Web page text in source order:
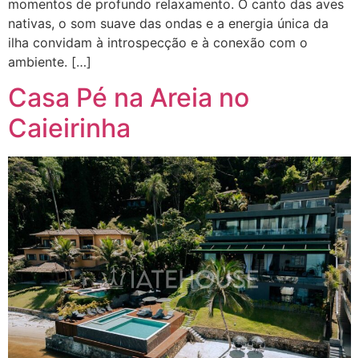
momentos de profundo relaxamento. O canto das aves
nativas, o som suave das ondas e a energia única da
ilha convidam à introspecção e à conexão com o
ambiente. […]
Casa Pé na Areia no
Caieirinha